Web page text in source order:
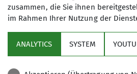
Bergsteigen/
Kontakt
Details
Sektion
zusammen, die Sie ihnen
im Rahmen Ihrer Nutzung der
ANALYTICS SYSTEM